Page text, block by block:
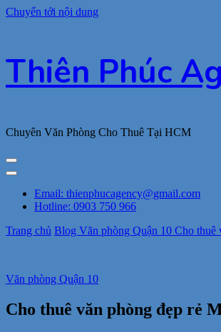
Chuyển tới nội dung
Thiên Phúc
Chuyên Văn Phòng Cho Thuê Tại HCM
Email: thienphucagency@gmail.com
Hotline: 0903 750 966
Trang chủ Blog Văn phòng Quận 10 Cho thuê
Văn phòng Quận 10
Cho thuê văn phòng đẹp rẻ